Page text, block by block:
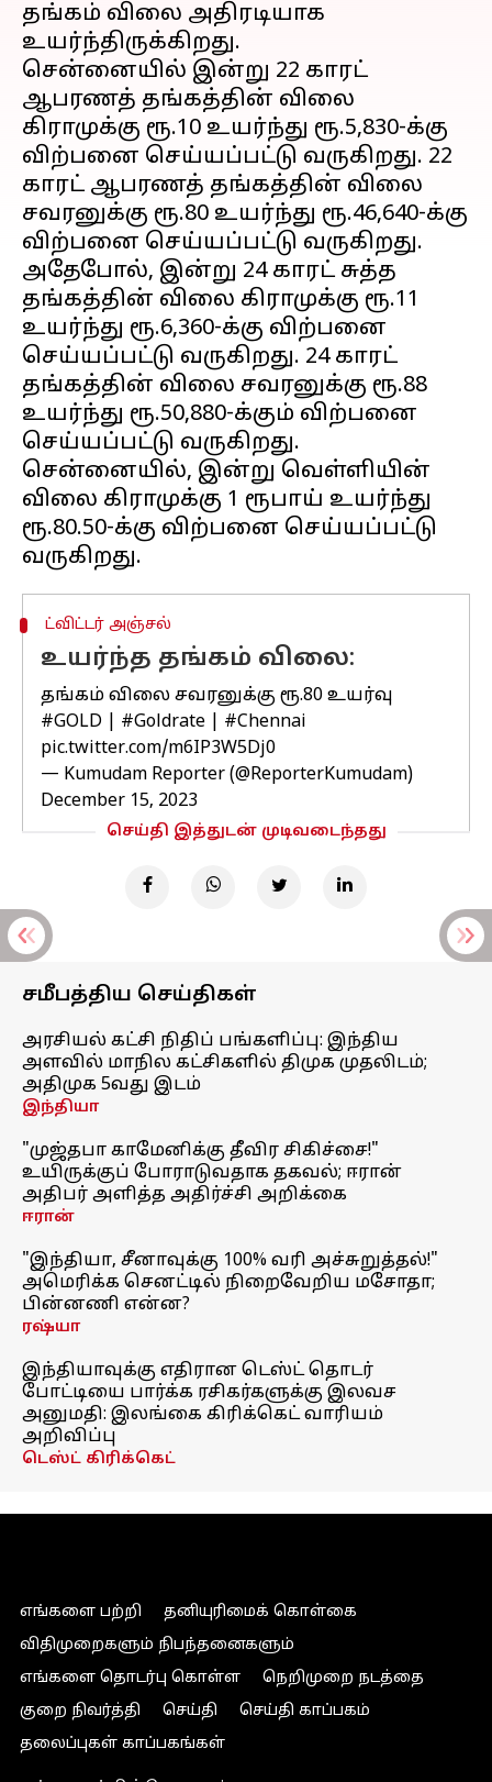
தங்கம் விலை அதிரடியாக
உயர்ந்திருக்கிறது.
சென்னையில் இன்று 22 காரட்
ஆபரணத் தங்கத்தின் விலை
கிராமுக்கு ரூ.10 உயர்ந்து ரூ.5,830-க்கு
விற்பனை செய்யப்பட்டு வருகிறது. 22
காரட் ஆபரணத் தங்கத்தின் விலை
சவரனுக்கு ரூ.80 உயர்ந்து ரூ.46,640-க்கு
விற்பனை செய்யப்பட்டு வருகிறது.
அதேபோல், இன்று 24 காரட் சுத்த
தங்கத்தின் விலை கிராமுக்கு ரூ.11
உயர்ந்து ரூ.6,360-க்கு விற்பனை
செய்யப்பட்டு வருகிறது. 24 காரட்
தங்கத்தின் விலை சவரனுக்கு ரூ.88
உயர்ந்து ரூ.50,880-க்கும் விற்பனை
செய்யப்பட்டு வருகிறது.
சென்னையில், இன்று வெள்ளியின்
விலை கிராமுக்கு 1 ரூபாய் உயர்ந்து
ரூ.80.50-க்கு விற்பனை செய்யப்பட்டு
ட்விட்டர் அஞ்சல்
உயர்ந்த தங்கம் விலை:
தங்கம் விலை சவரனுக்கு ரூ.80 உயர்வு
#GOLD
#Goldrate
#Chennai
pic.twitter.com/m6IP3W5Dj0
— Kumudam Reporter (@ReporterKumudam)
December 15, 2023
செய்தி இத்துடன் முடிவடைந்தது
சமீபத்திய செய்திகள்
அரசியல் கட்சி நிதிப் பங்களிப்பு: இந்திய
அளவில் மாநில கட்சிகளில் திமுக முதலிடம்;
அதிமுக 5வது இடம்
இந்தியா
"முஜ்தபா காமேனிக்கு தீவிர சிகிச்சை!"
உயிருக்குப் போராடுவதாக தகவல்; ஈரான்
அதிபர் அளித்த அதிர்ச்சி அறிக்கை
ஈரான்
"இந்தியா, சீனாவுக்கு 100% வரி அச்சுறுத்தல்!"
அமெரிக்க செனட்டில் நிறைவேறிய மசோதா;
பின்னணி என்ன?
ரஷ்யா
இந்தியாவுக்கு எதிரான டெஸ்ட் தொடர்
போட்டியை பார்க்க ரசிகர்களுக்கு இலவச
அனுமதி: இலங்கை கிரிக்கெட் வாரியம்
அறிவிப்பு
டெஸ்ட் கிரிக்கெட்
எங்களை பற்றி
தனியுரிமைக் கொள்கை
விதிமுறைகளும் நிபந்தனைகளும்
எங்களை தொடர்பு கொள்ள
நெறிமுறை நடத்தை
குறை நிவர்த்தி
செய்தி
செய்தி காப்பகம்
தலைப்புகள் காப்பகங்கள்